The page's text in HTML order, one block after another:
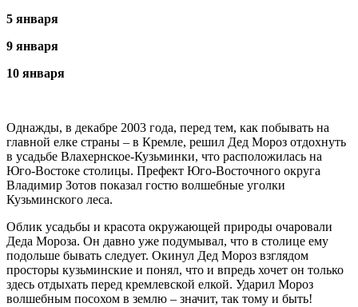
5 января
9 января
10 января
Однажды, в декабре 2003 года, перед тем, как побывать на
главной елке страны – в Кремле, решил Дед Мороз отдохнуть
в усадьбе Влахернское-Кузьминки, что расположилась на
Юго-Востоке столицы. Префект Юго-Восточного округа
Владимир Зотов показал гостю волшебные уголки
Кузьминского леса.
Облик усадьбы и красота окружающей природы очаровали
Деда Мороза. Он давно уже подумывал, что в столице ему
подольше бывать следует. Окинул Дед Мороз взглядом
просторы кузьминские и понял, что и впредь хочет он только
здесь отдыхать перед кремлевской елкой. Ударил Мороз
волшебным посохом в землю – значит, так тому и быть!